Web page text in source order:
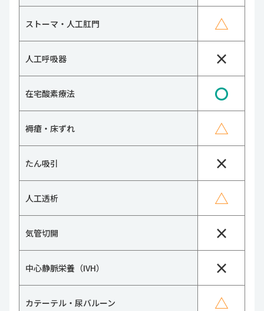
ストーマ・人工肛門 △
人工呼吸器 ×
在宅酸素療法 〇
褥瘡・床ずれ △
たん吸引 ×
人工透析 △
気管切開 ×
中心静脈栄養（IVH） ×
カテーテル・尿バルーン △